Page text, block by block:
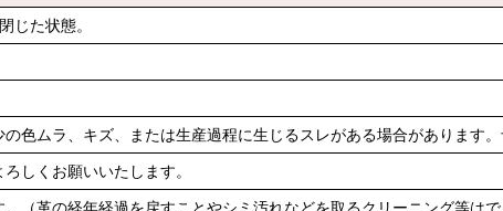
た状態。
色ムラ、キズ、または生産過程に生じるスレがある場合があります。
しくお願いいたします。
（革の経年経過を戻すことやシミ汚れなどを取るクリーニング等はで